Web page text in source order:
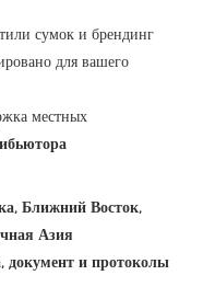
сумок и брендинг
для вашего
местных
Ближний Восток,
Азия
документ и протоколы